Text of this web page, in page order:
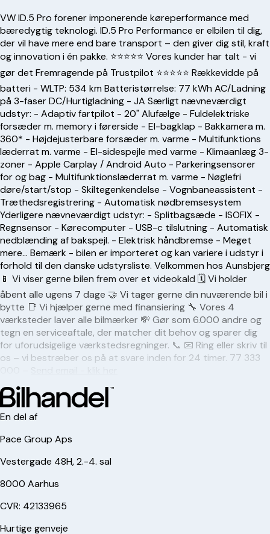
VW ID.5 Pro forener imponerende køreperformance med
bæredygtig teknologi. ID.5 Pro Performance er elbilen til dig,
der vil have mere end bare transport – den giver dig stil, kraft
og innovation i én pakke. ⭐️⭐️⭐️⭐️⭐️ Vores kunder har talt - vi
gør det Fremragende på Trustpilot ⭐️⭐️⭐️⭐️⭐️ Rækkevidde på
batteri - WLTP: 534 km Batteristørrelse: 77 kWh AC/Ladning
på 3-faser DC/Hurtigladning - JA Særligt nævneværdigt
udstyr: - Adaptiv fartpilot - 20" Alufælge - Fuldelektriske
forsæder m. memory i førerside - El-bagklap - Bakkamera m.
360* - Højdejusterbare forsæder m. varme - Multifunktions
læderrat m. varme - El-sidespejle med varme - Klimaanlæg 3-
zoner - Apple Carplay / Android Auto - Parkeringsensorer
for og bag - Multifunktionslæderrat m. varme - Nøglefri
døre/start/stop - Skiltegenkendelse - Vognbaneassistent -
Træthedsregistrering - Automatisk nødbremsesystem
Yderligere nævneværdigt udstyr: - Splitbagsæde - ISOFIX -
Regnsensor - Kørecomputer - USB-c tilslutning - Automatisk
nedblænding af bakspejl. - Elektrisk håndbremse - Meget
mere... Bemærk - bilen er importeret og kan variere i udstyr i
forhold til den danske udstyrsliste. Velkommen hos Aunsbjerg
📱 Vi viser gerne bilen frem over et videokald 🗓 Vi holder
åbent alle ugens 7 dage 🤝 Vi tager gerne din nuværende bil i
bytte 📑 Vi hjælper gerne med finansiering 🔧 Vores 4
værksteder laver alle bilmærker 💸 Gør som 6.000 andre og
tegn en serviceaftale, der matcher dit behov og sparer dig
for uforudsigelige værkstedsregninger. 📞 📧 Ring eller skriv til
os – vi bestræber os på at svare inden for 24 timer. 77 333
En del af
Pace Group Aps
Vestergade 48H, 2.-4. sal
8000 Aarhus
CVR: 42133965
Hurtige genveje